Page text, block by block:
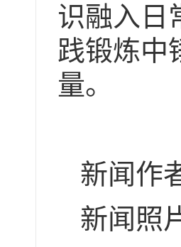
识融入日
践锻炼中
量。
新闻作
新闻照